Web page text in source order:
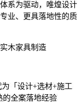
系为驱动，唯煌设计
业、更具落地性的质
木家具制造
「设计+选材+施工
的全案落地经验